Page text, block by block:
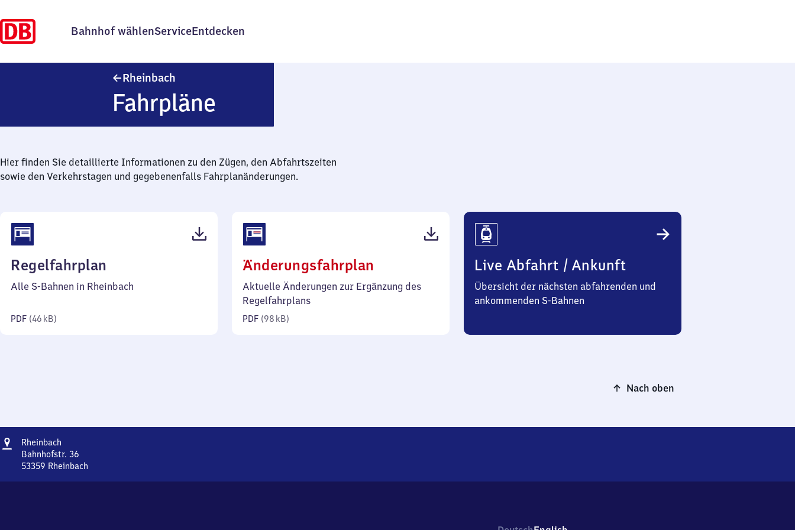
Bahnhof wählenServiceEntdecken
Rheinbach
Fahrpläne
Hier finden Sie detaillierte Informationen zu den Zügen, den Abfahrtszeiten
sowie den Verkehrstagen und gegebenenfalls Fahrplanänderungen.
Regelfahrplan
46
Alle S-Bahnen in Rheinbach
PDF (46 kB)
Änderungsfahrplan
98
Aktuelle Änderungen zur Ergänzung des
Regelfahrplans
PDF (98 kB)
Live Abfahrt / Ankunft
Übersicht der nächsten abfahrenden und
ankommenden S-Bahnen
Nach oben
Adresse
Rheinbach
Bahnhofstr. 36
53359 Rheinbach